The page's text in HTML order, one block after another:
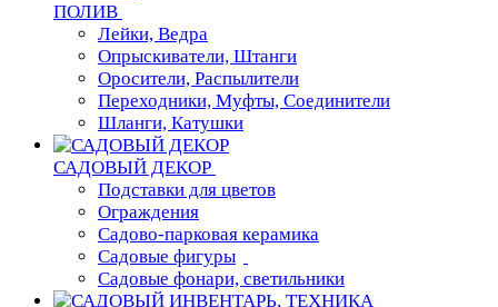
ПОЛИВ
Лейки, Ведра
Опрыскиватели, Штанги
Оросители, Распылители
Переходники, Муфты, Соединители
Шланги, Катушки
САДОВЫЙ ДЕКОР
Подставки для цветов
Ограждения
Садово-парковая керамика
Садовые фигуры
Садовые фонари, светильники